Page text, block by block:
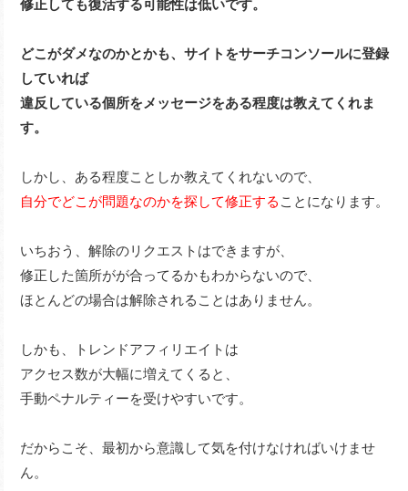
修正しても復活する可能性は低いです。
どこがダメなのかとかも、サイトをサーチコンソールに登録
していれば
違反している個所をメッセージをある程度は教えてくれま
す。
しかし、ある程度ことしか教えてくれないので、
自分でどこが問題なのかを探して修正する ことになります。
いちおう、解除のリクエストはできますが、
修正した箇所がが合ってるかもわからないので、
ほとんどの場合は解除されることはありません。
しかも、トレンドアフィリエイトは
アクセス数が大幅に増えてくると、
手動ペナルティーを受けやすいです。
だからこそ、最初から意識して気を付けなければいけませ
ん。